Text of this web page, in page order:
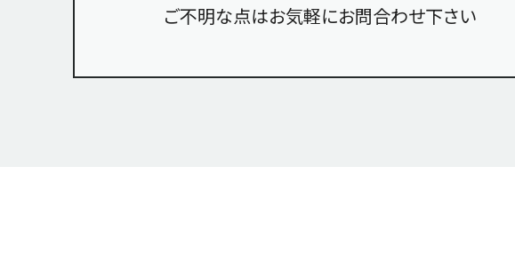
ご不明な点はお気軽にお問合わせ下さい